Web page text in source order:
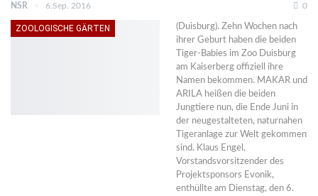
NSR 6.Sep. 2016 0
ZOOLOGISCHE GÄRTEN
(Duisburg). Zehn Wochen nach
ihrer Geburt haben die beiden
Tiger-Babies im Zoo Duisburg
am Kaiserberg offiziell ihre
Namen bekommen. MAKAR und
ARILA heißen die beiden
Jungtiere nun, die Ende Juni in
der neugestalteten, naturnahen
Tigeranlage zur Welt gekommen
sind. Klaus Engel,
Vorstandsvorsitzender des
Projektsponsors Evonik,
enthüllte am Dienstag, den 6.